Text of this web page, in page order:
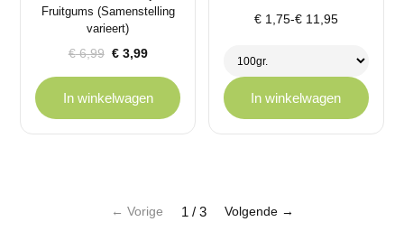
Fruitgums (Samenstelling
varieert)
€6,99
Oorspronkelijke
€ 6,99.
€3,99
Huidige
€ 3,99.
In winkelwagen
€1,75-€11,95
Prijsklasse:
tot
In winkelwagen
← Vorige 1 / 3 Volgende →